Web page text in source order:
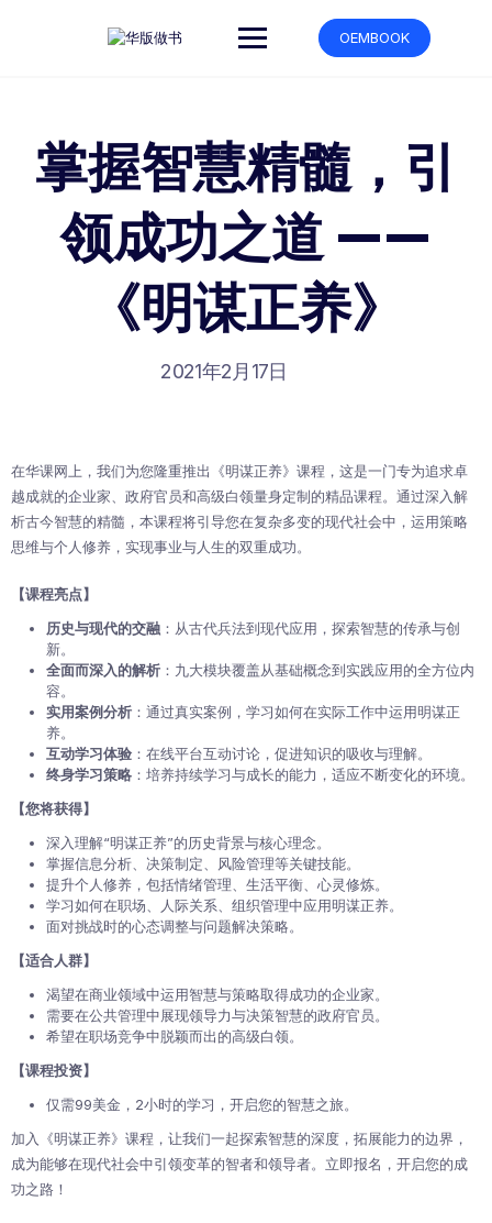
OEMBOOK
掌握智慧精髓，引
领成功之道 ——
《明谋正养》
2021年2月17日
在华课网上，我们为您隆重推出《明谋正养》课程，这是一门专为追求卓
越成就的企业家、政府官员和高级白领量身定制的精品课程。通过深入解
析古今智慧的精髓，本课程将引导您在复杂多变的现代社会中，运用策略
思维与个人修养，实现事业与人生的双重成功。
【课程亮点】
历史与现代的交融 ：从古代兵法到现代应用，探索智慧的传承与创
新。
全面而深入的解析 ：九大模块覆盖从基础概念到实践应用的全方位内
容。
实用案例分析 ：通过真实案例，学习如何在实际工作中运用明谋正
养。
互动学习体验 ：在线平台互动讨论，促进知识的吸收与理解。
终身学习策略 ：培养持续学习与成长的能力，适应不断变化的环境。
【您将获得】
深入理解“明谋正养”的历史背景与核心理念。
掌握信息分析、决策制定、风险管理等关键技能。
提升个人修养，包括情绪管理、生活平衡、心灵修炼。
学习如何在职场、人际关系、组织管理中应用明谋正养。
面对挑战时的心态调整与问题解决策略。
【适合人群】
渴望在商业领域中运用智慧与策略取得成功的企业家。
需要在公共管理中展现领导力与决策智慧的政府官员。
希望在职场竞争中脱颖而出的高级白领。
【课程投资】
仅需99美金，2小时的学习，开启您的智慧之旅。
加入《明谋正养》课程，让我们一起探索智慧的深度，拓展能力的边界，
成为能够在现代社会中引领变革的智者和领导者。立即报名，开启您的成
功之路！